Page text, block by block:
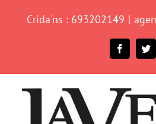
Crida'ns : 693202149 |
Facebook